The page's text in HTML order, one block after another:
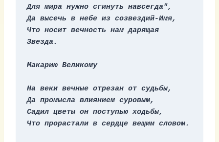
Для мира нужно сгинуть навсегда",
Да высечь в небе из созвездий-Имя,
Что носит вечность нам дарящая
Звезда.
Макарию Великому
На веки вечные отрезан от судьбы,
Да промысла влиянием суровым,
Садил цветы он поступью ходьбы,
Что прорастали в сердце вещим словом.